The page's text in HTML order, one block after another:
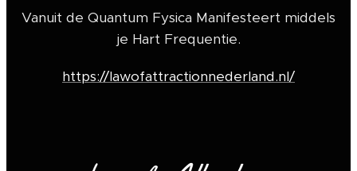
Vanuit de Quantum Fysica Manifesteert middels
je Hart Frequentie.
https://lawofattractionnederland.nl/